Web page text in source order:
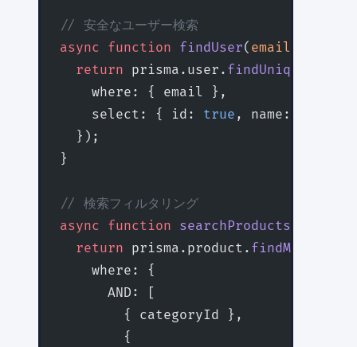
// 安全なユーザー検索
async function findUser( email
  return
prisma.user. findUnique
    where: { email },
    select: { id:
true , name:
  });
}
// 検索フィルタリング
async function searchProducts
  return
prisma.product. findMany
    where: {
      AND: [
        { categoryId },
        {